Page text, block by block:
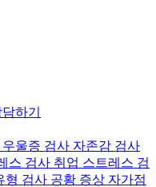
하기
우울증 검사 자존감 검사
스 검사 취업 스트레스 검
형 검사 공황 증상 자가점